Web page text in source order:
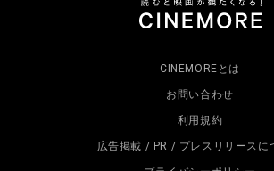
CINEMOREとは
お問い合わせ
利用規約
広告掲載 / PR / プレスリリースに